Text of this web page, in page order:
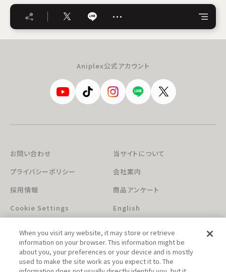
…
Aniplex公式アカウント
お問い合わせ
当サイトについて
プライバシーポリシー
会社案内
採用情報
商品アンケート
Cookie Settings
English
When you visit any website, it may store or retrieve
information on your browser. This information might be
about you, your preferences or your device and is mostly
used to make the site work as you expect it to. The